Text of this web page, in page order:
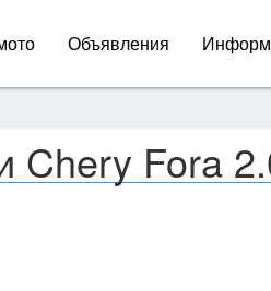
Объявления
Chery Fora